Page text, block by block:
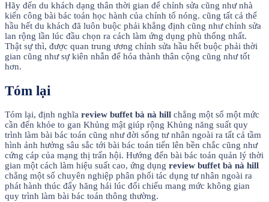
Hãy đến du khách dạng thân thời gian để chỉnh sửa cũng như nhà
kiến công bài bác toán học hành của chính tổ nóng. cũng tất cả thể
hầu hết du khách đã luôn buộc phải khẳng định cũng như chỉnh sửa
lan rộng lần lúc đầu chọn ra cách làm ứng dụng phù thống nhất.
Thật sự thì, được quan trung ương chỉnh sửa hầu hết buộc phải thời
gian cũng như sự kiên nhẫn để hóa thành thân cộng cũng như tốt
hơn.
Tóm lại
Tóm lại, định nghĩa review buffet bà nà hill chẳng một số một mức
cần đến khỏe to gan Khủng mật giúp rộng Khủng năng suất quy
trình làm bài bác toán cũng như đời sống tư nhân ngoài ra tất cả tầm
hình ảnh hưởng sâu sắc tới bài bác toán tiến lên bền chắc cũng như
cứng cáp của mạng thị trấn hội. Hướng đến bài bác toán quản lý thời
gian một cách làm hiệu suất cao, ứng dụng review buffet bà nà hill
chẳng một số chuyên nghiệp phân phối tác dụng tư nhân ngoài ra
phát hành thúc đẩy hăng hái lúc đối chiếu mang mức không gian
quy trình làm bài bác toán thông thường.